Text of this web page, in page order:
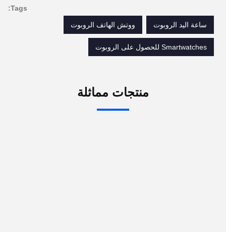
sweet spot makes all the difference. No more eye
strain during long sessions. Highly recommend
taking the time to set it up properly!""The Pico 4's
finding that sweet spot makes all the difference.
Tags:
ساعة اليد الروبوت ووتش الهاتف الروبوت
Smartwatches للحصول على الروبوت
منتجات مماثلة